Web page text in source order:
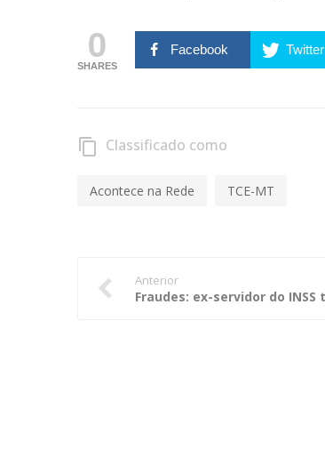
0
SHARES
Facebook Twitter
content_copy Classificado como
Acontece na Rede TCE-MT
Anterior